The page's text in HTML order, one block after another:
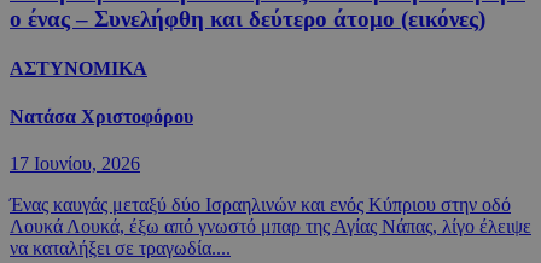
ο ένας – Συνελήφθη και δεύτερο άτομο (εικόνες)
ΑΣΤΥΝΟΜΙΚΑ
Νατάσα Χριστοφόρου
17 Ιουνίου, 2026
Ένας καυγάς μεταξύ δύο Ισραηλινών και ενός Κύπριου στην οδό
Λουκά Λουκά, έξω από γνωστό μπαρ της Αγίας Νάπας, λίγο έλειψε
να καταλήξει σε τραγωδία....